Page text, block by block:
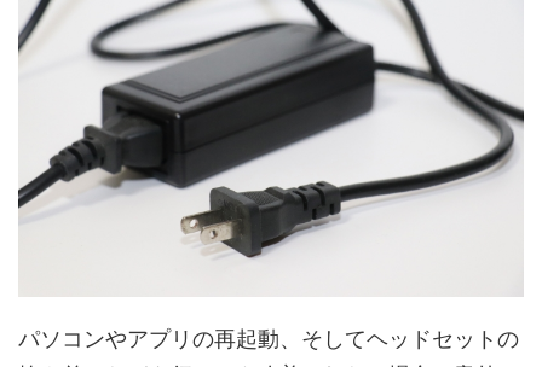
パソコンやアプリの再起動、そしてヘッドセットの